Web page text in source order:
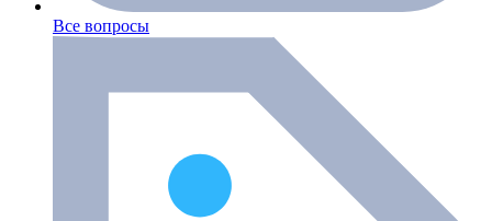
Все вопросы